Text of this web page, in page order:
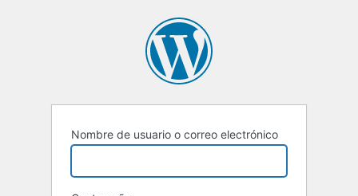
Nombre de usuario o correo electrónico